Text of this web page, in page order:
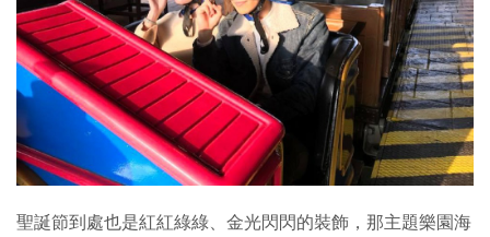
Enterprise Digital Transformation
特集
聖誕節到處也是紅紅綠綠、金光閃閃的裝飾，那主題樂園海